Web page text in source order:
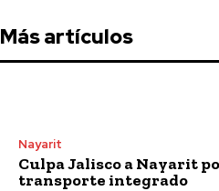
Más artículos
Nayarit
Culpa Jalisco a Nayarit
transporte integrado